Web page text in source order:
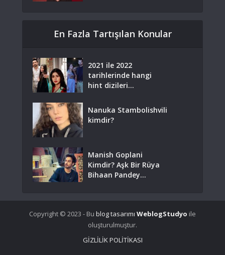
En Fazla Tartışılan Konular
2021 ile 2022
tarihlerinde hangi
hint dizileri...
Nanuka Stambolishvili
kimdir?
Manish Goplani
Kimdir? Aşk Bir Rüya
Bihaan Pandey...
Copyright © 2023 - Bu blog tasarımı WeblogStudyo ile
oluşturulmuştur.
GİZLİLİK POLİTİKASI